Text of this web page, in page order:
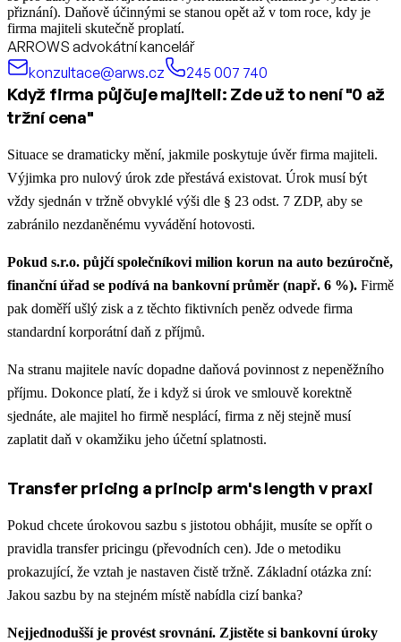
přiznání). Daňově účinnými se stanou opět až v tom roce, kdy je
firma majiteli skutečně proplatí.
ARROWS advokátní kancelář
konzultace@arws.cz
245 007 740
Když firma půjčuje majiteli: Zde už to není "0 až
tržní cena"
Situace se dramaticky mění, jakmile poskytuje úvěr firma majiteli.
Výjimka pro nulový úrok zde přestává existovat. Úrok musí být
vždy sjednán v tržně obvyklé výši dle § 23 odst. 7 ZDP, aby se
zabránilo nezdaněnému vyvádění hotovosti.
Pokud s.r.o. půjčí společníkovi milion korun na auto bezúročně,
finanční úřad se podívá na bankovní průměr (např. 6 %). Firmě
pak doměří ušlý zisk a z těchto fiktivních peněz odvede firma
standardní korporátní daň z příjmů.
Na stranu majitele navíc dopadne daňová povinnost z nepeněžního
příjmu. Dokonce platí, že i když si úrok ve smlouvě korektně
sjednáte, ale majitel ho firmě nesplácí, firma z něj stejně musí
zaplatit daň v okamžiku jeho účetní splatnosti.
Transfer pricing a princip arm's length v praxi
Pokud chcete úrokovou sazbu s jistotou obhájit, musíte se opřít o
pravidla transfer pricingu (převodních cen). Jde o metodiku
prokazující, že vztah je nastaven čistě tržně. Základní otázka zní:
Jakou sazbu by na stejném místě nabídla cizí banka?
Nejjednodušší je provést srovnání. Zjistěte si bankovní úroky